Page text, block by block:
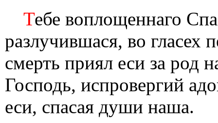
Тебе воплощеннаго
разлучившася, во гласех
смерть приял еси за род
Господь, испровергий
еси, спасая души наша.